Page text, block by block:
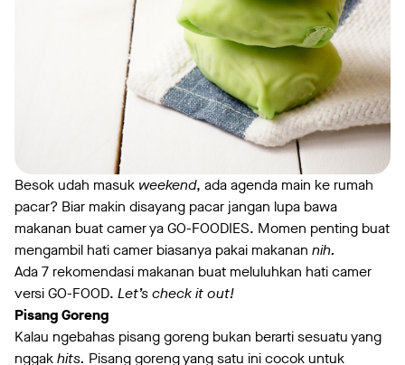
Besok udah masuk weekend, ada agenda main ke rumah
pacar? Biar makin disayang pacar jangan lupa bawa
makanan buat camer ya GO-FOODIES. Momen penting buat
mengambil hati camer biasanya pakai makanan nih.
Ada 7 rekomendasi makanan buat meluluhkan hati camer
versi GO-FOOD. Let’s check it out!
Pisang Goreng
Kalau ngebahas pisang goreng bukan berarti sesuatu yang
nggakhits. Pisang goreng yang satu ini cocok untuk